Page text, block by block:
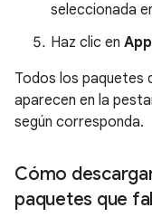
seleccionada
Haz clic en
Todos los paquetes
aparecen en la
según corresponda.
Cómo
paquetes que